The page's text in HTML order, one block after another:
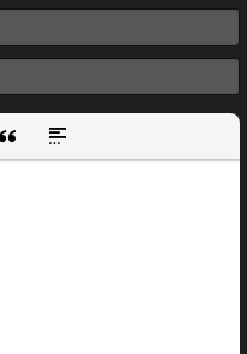
смайликцитаты
Вставка спойлера